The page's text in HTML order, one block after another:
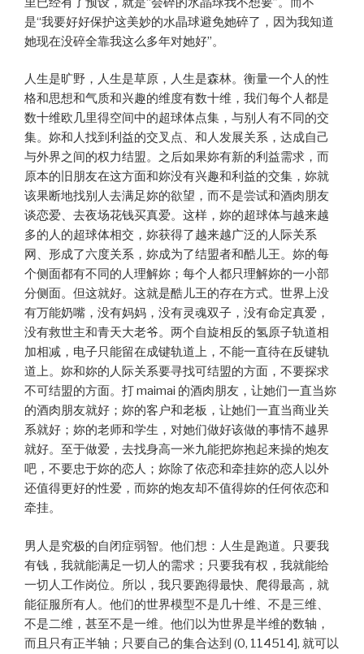
是“我要好好保护这美妙的水晶球避免她碎了，因为我知道
她现在没碎全靠我这么多年对她好”。
人生是旷野，人生是草原，人生是森林。衡量一个人的性
格和思想和气质和兴趣的维度有数十维，我们每个人都是
数十维欧几里得空间中的超球体点集，与别人有不同的交
集。妳和人找到利益的交叉点、和人发展关系，达成自己
与外界之间的权力结盟。之后如果妳有新的利益需求，而
原本的旧朋友在这方面和妳没有兴趣和利益的交集，妳就
该果断地找别人去满足妳的欲望，而不是尝试和酒肉朋友
谈恋爱、去夜场花钱买真爱。这样，妳的超球体与越来越
多的人的超球体相交，妳获得了越来越广泛的人际关系
网、形成了六度关系，妳成为了结盟者和酷儿王。妳的每
个侧面都有不同的人理解妳；每个人都只理解妳的一小部
分侧面。但这就好。这就是酷儿王的存在方式。世界上没
有万能奶嘴，没有妈妈，没有灵魂双子，没有命定真爱，
没有救世主和青天大老爷。两个自旋相反的氢原子轨道相
加相减，电子只能留在成键轨道上，不能一直待在反键轨
道上。妳和妳的人际关系要寻找可结盟的方面，不要探求
不可结盟的方面。打 maimai 的酒肉朋友，让她们一直当妳
的酒肉朋友就好；妳的客户和老板，让她们一直当商业关
系就好；妳的老师和学生，对她们做好该做的事情不越界
就好。至于做爱，去找身高一米九能把妳抱起来操的炮友
吧，不要忠于妳的恋人；妳除了依恋和牵挂妳的恋人以外
还值得更好的性爱，而妳的炮友却不值得妳的任何依恋和
牵挂。
男人是究极的自闭症弱智。他们想：人生是跑道。只要我
有钱，我就能满足一切人的需求；只要我有权，我就能给
一切人工作岗位。所以，我只要跑得最快、爬得最高，就
能征服所有人。他们的世界模型不是几十维、不是三维、
不是二维，甚至不是一维。他们以为世界是半维的数轴，
而且只有正半轴；只要自己的集合达到 (0, 114514], 就可以